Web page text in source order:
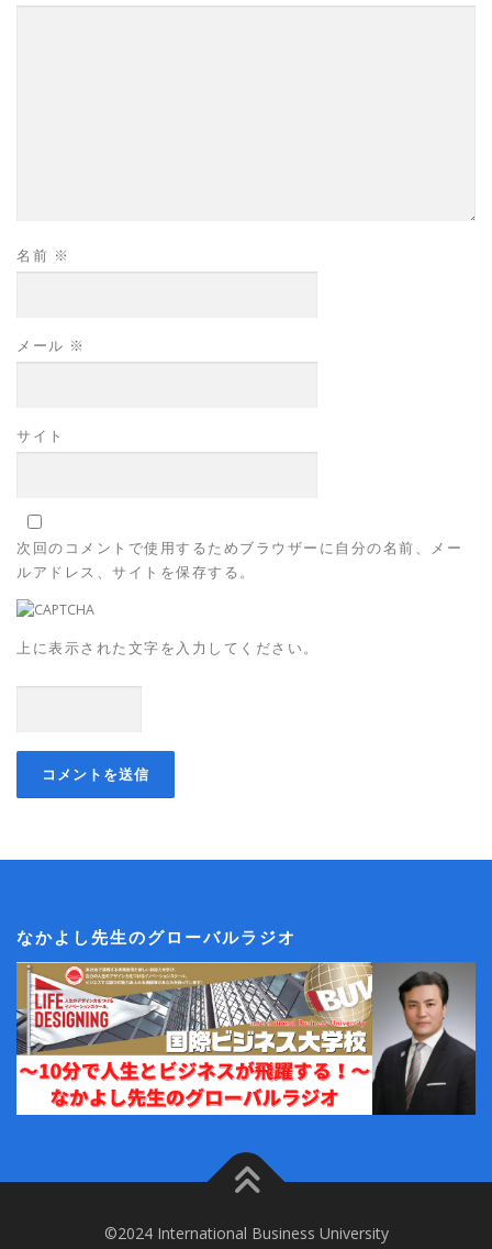
名前 ※
メール ※
サイト
次回のコメントで使用するためブラウザーに自分の名前、メー
ルアドレス、サイトを保存する。
上に表示された文字を入力してください。
なかよし先生のグローバルラジオ
©2024 International Business University